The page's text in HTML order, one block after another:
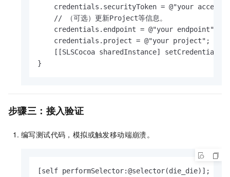
credentials.securityToken = @"your access
    // （可选）更新Project等信息。
    credentials.endpoint = @"your endpoint";
    credentials.project = @"your project";
[[SLSCocoa sharedInstance]
}
步骤三：接入验证
编写测试代码，模拟或触发移动端崩溃。
[self performSelector:@selector(die_die)];